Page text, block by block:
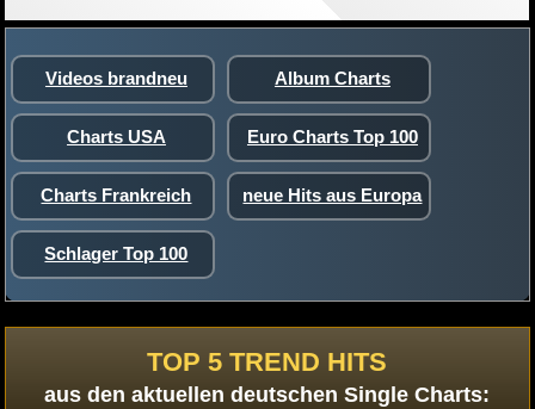
Videos brandneu Album Charts
Charts USA Euro Charts Top 100
Charts Frankreich neue Hits aus Europa
Schlager Top 100
TOP 5 TREND HITS
aus den aktuellen deutschen Single Charts: